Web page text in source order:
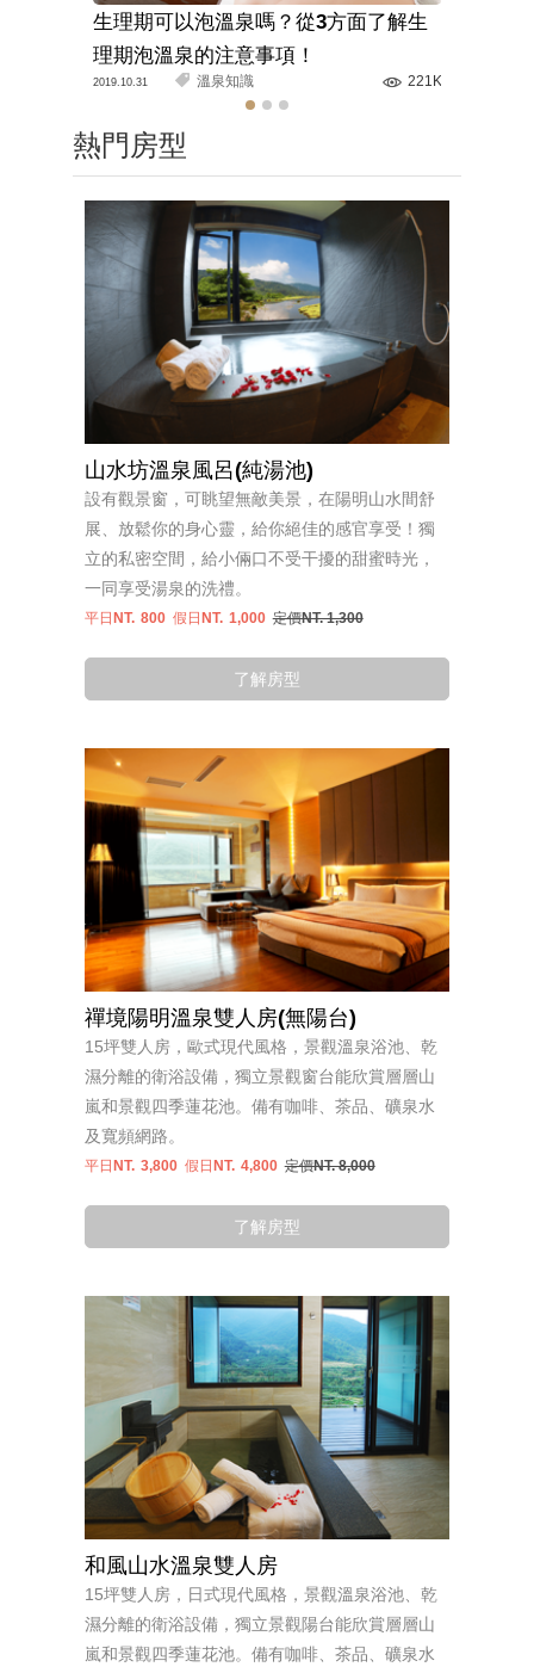
生理期可以泡溫泉嗎？從3方面了解生
理期泡溫泉的注意事項！
2019.10.31 溫泉知識 221K
熱門房型
山水坊溫泉風呂(純湯池)
設有觀景窗，可眺望無敵美景，在陽明山水間舒
展、放鬆你的身心靈，給你絕佳的感官享受！獨
立的私密空間，給小倆口不受干擾的甜蜜時光，
一同享受湯泉的洗禮。
平日NT. 800 假日NT. 1,000定價NT. 1,300
了解房型
禪境陽明溫泉雙人房(無陽台)
15坪雙人房，歐式現代風格，景觀溫泉浴池、乾
濕分離的衛浴設備，獨立景觀窗台能欣賞層層山
嵐和景觀四季蓮花池。備有咖啡、茶品、礦泉水
及寬頻網路。
平日NT. 3,800 假日NT. 4,800定價NT. 8,000
了解房型
和風山水溫泉雙人房
15坪雙人房，日式現代風格，景觀溫泉浴池、乾
濕分離的衛浴設備，獨立景觀陽台能欣賞層層山
嵐和景觀四季蓮花池。備有咖啡、茶品、礦泉水